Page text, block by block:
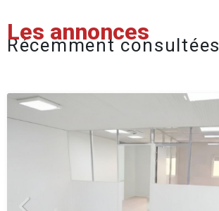
Les annonces
Récemment consultées